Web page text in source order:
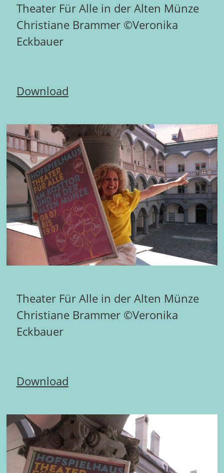
Theater Für Alle in der Alten Münze
Christiane Brammer ©Veronika
Eckbauer
Download
Theater Für Alle in der Alten Münze
Christiane Brammer ©Veronika
Eckbauer
Download